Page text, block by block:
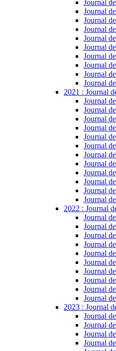
Journal
Journal
Journal
Journal
Journal
Journal
Journal
Journal
Journal
Journal
2021 : Journal
Journal
Journal
Journal
Journal
Journal
Journal
Journal
Journal
Journal
Journal
Journal
Journal
2022 : Journal
Journal
Journal
Journal
Journal
Journal
Journal
Journal
Journal
Journal
Journal
2023 : Journal
Journal
Journal
Journal
Journal